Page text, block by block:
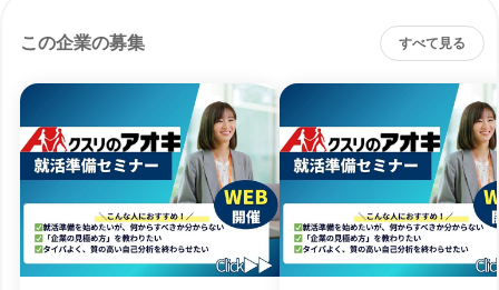
この企業の募集 すべて見る